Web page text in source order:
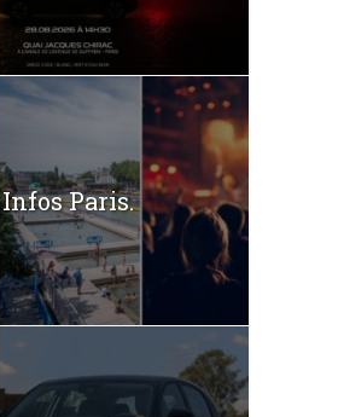
Infos Paris.